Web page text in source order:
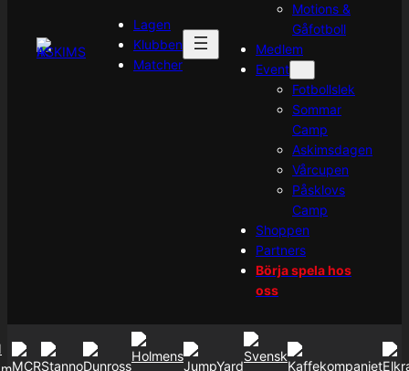
Lagen
Klubben
Matcher
Motions &
Gåfotboll
Medlem
Event
Fotbollslek
Sommar
Camp
Askimsdagen
Vårcupen
Påsklovs
Camp
Shoppen
Partners
Börja spela hos
oss